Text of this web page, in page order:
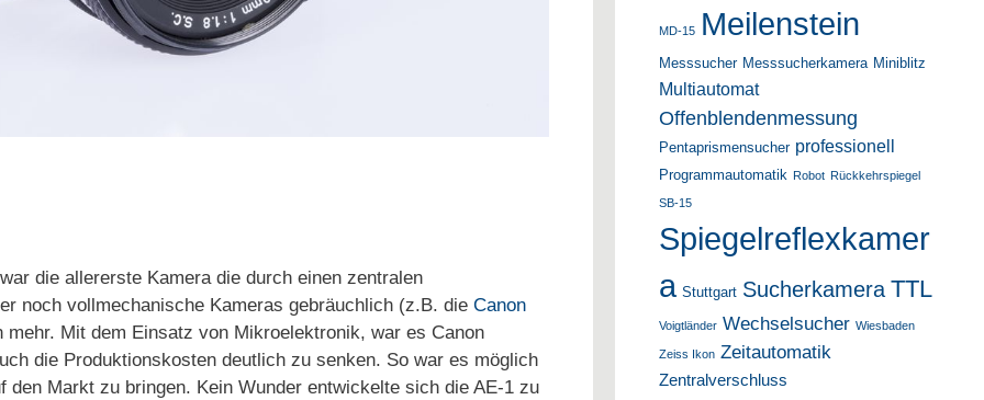
die allererste Kamera die durch einen zentralen
noch vollmechanische Kameras gebräuchlich (z.B. die Canon
Mit dem Einsatz von Mikroelektronik, war es Canon
die Produktionskosten deutlich zu senken. So war es möglich
Markt zu bringen. Kein Wunder entwickelte sich die AE-1 zu
MD-15 Meilenstein
Messsucher Messsucherkamera Miniblitz
Multiautomat
Offenblendenmessung
Pentaprismensucher professionell
Programmautomatik Robot Rückkehrspiegel
SB-15
Spiegelreflexkamer
a Stuttgart Sucherkamera TTL
Voigtländer Wechselsucher Wiesbaden
Zeiss Ikon Zeitautomatik
Zentralverschluss